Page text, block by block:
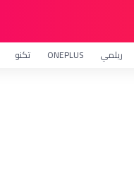
ريلمي ONEPLUS تكنو